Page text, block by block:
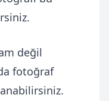
değil
fotoğraf